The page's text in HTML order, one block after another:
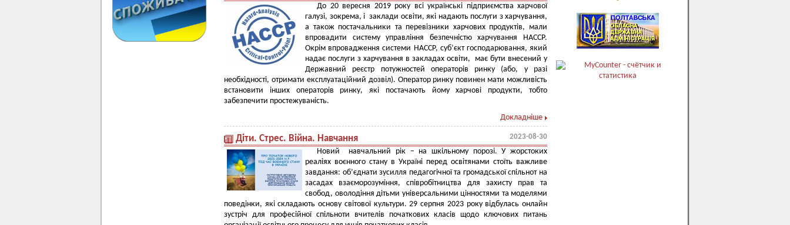
До 20 вересня 2019 року всі українські підприємства харчової
галузі, зокрема, і заклади освіти, які надають послуги з харчування,
а також постачальники та перевізники харчових продуктів, мали
впровадити систему управління безпечністю харчування НАССР.
Окрім впровадження системи НАССР, суб’єкт господарювання, який
надає послуги з харчування в закладах освіти, має бути внесений у
Державний реєстр потужностей операторів ринку (або, у разі
необхідності, отримати експлуатаційний дозвіл). Оператор ринку повинен мати можливість
встановити інших операторів ринку, які постачають йому харчові продукти, тобто
забезпечити простежуваність.
Докладніше
Діти. Стрес. Війна. Навчання 2023-08-30
Новий навчальний рік – на шкільному порозі. У жорстоких
реаліях воєнного стану в Україні перед освітянами стоїть важливе
завдання: об’єднати зусилля педагогічної та громадської спільнот на
засадах взаєморозуміння, співробітництва для захисту прав та
свобод, оволодіння дітьми універсальними цінностями та моделями
поведінки, які складають основу світової культури. 29 серпня 2023 року відбулась онлайн
зустріч для професійної спільноти вчителів початкових класів щодо ключових питань